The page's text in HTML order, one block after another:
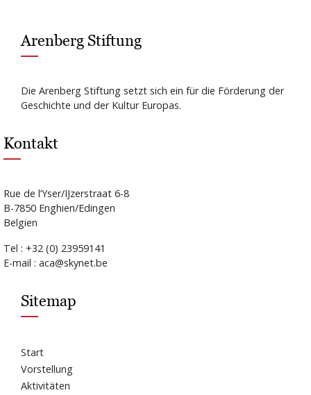
Arenberg Stiftung
Die Arenberg Stiftung setzt sich ein für die Förderung der
Geschichte und der Kultur Europas.
Kontakt
Rue de l’Yser/IJzerstraat 6-8
B-7850 Enghien/Edingen
Belgien
Tel : +32 (0) 23959141
E-mail : aca@skynet.be
Sitemap
Start
Vorstellung
Aktivitäten